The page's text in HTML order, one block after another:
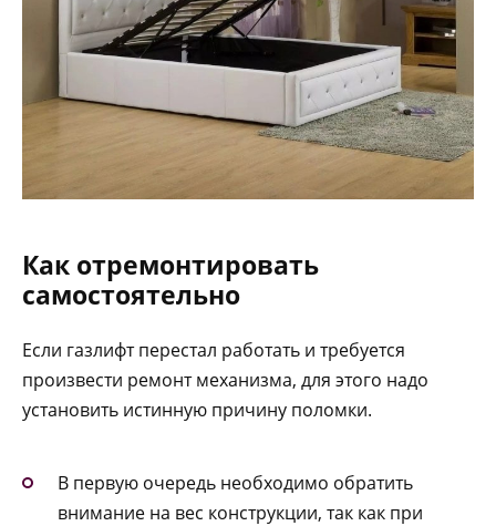
Как отремонтировать
самостоятельно
Если газлифт перестал работать и требуется
произвести ремонт механизма, для этого надо
установить истинную причину поломки.
В первую очередь необходимо обратить
внимание на вес конструкции, так как при